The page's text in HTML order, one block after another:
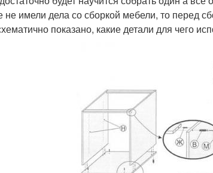
не имели дела со сборкой мебели, то перед
показано, какие детали для чего